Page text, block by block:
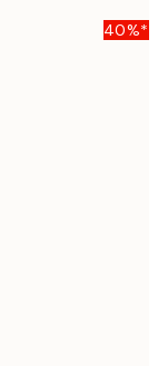
40%*